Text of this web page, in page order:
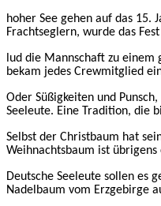
hoher See gehen auf das 15.
Frachtseglern, wurde das
lud die Mannschaft zu einem
bekam jedes Crewmitglied
Oder Süßigkeiten und
Seeleute. Eine Tradition, die
Selbst der Christbaum hat
Weihnachtsbaum ist
Deutsche Seeleute sollen es
Nadelbaum vom Erzgebirge